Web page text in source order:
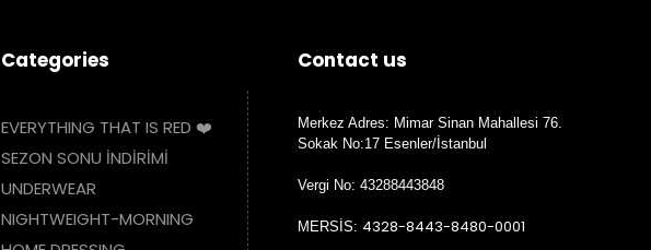
Categories
EVERYTHING THAT IS RED ❤️
SEZON SONU İNDİRİMİ
UNDERWEAR
NIGHTWEIGHT-MORNING
Contact us
Merkez Adres: Mimar Sinan Mahallesi 76.
Sokak No:17 Esenler/İstanbul
Vergi No: 43288443848
MERSİS: 4328-8443-8480-0001